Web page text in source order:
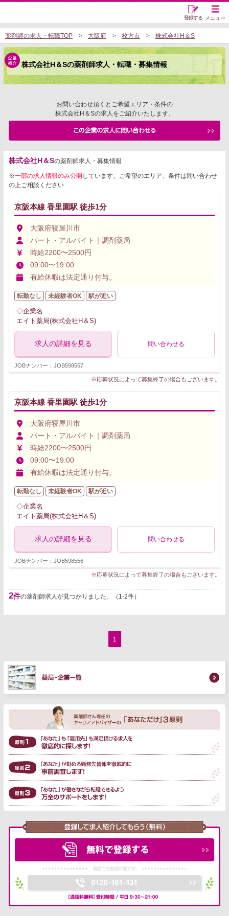
メニュー
登録する
薬剤師の求人・転職TOP 大阪府 枚方市 株式会社H＆S
株式会社H＆Sの薬剤師求人・転職・募集情報
お問い合わせ頂くとご希望エリア・条件の
株式会社H＆Sの求人をご紹介いたします。
株式会社H＆Sの薬剤師求人・募集情報
※一部の求人情報のみ公開 しています。ご希望のエリア、条件は問い合わせ
の上ご相談ください
京阪本線 香里園駅 徒歩1分
大阪府寝屋川市
パート・アルバイト｜調剤薬局
時給2200〜2500円
09:00〜19:00
有給休暇は法定通り付与。
転勤なし 未経験者OK 駅が近い
◇企業名
エイト薬局(株式会社H＆S)
求人の詳細を見る 問い合わせる
JOBナンバー：JOB598557
※応募状況によって募集終了の場合もございます。
京阪本線 香里園駅 徒歩1分
大阪府寝屋川市
パート・アルバイト｜調剤薬局
時給2200〜2500円
09:00〜19:00
有給休暇は法定通り付与。
転勤なし 未経験者OK 駅が近い
◇企業名
エイト薬局(株式会社H＆S)
求人の詳細を見る 問い合わせる
JOBナンバー：JOB598556
※応募状況によって募集終了の場合もございます。
2件の薬剤師求人が見つかりました。（1-2件）
1